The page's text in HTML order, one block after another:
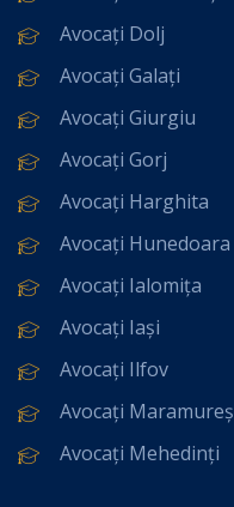
Avocați Dolj
Avocați Galați
Avocați Giurgiu
Avocați Gorj
Avocați Harghita
Avocați Hunedoara
Avocați Ialomița
Avocați Iași
Avocați Ilfov
Avocați Maramureș
Avocați Mehedinți